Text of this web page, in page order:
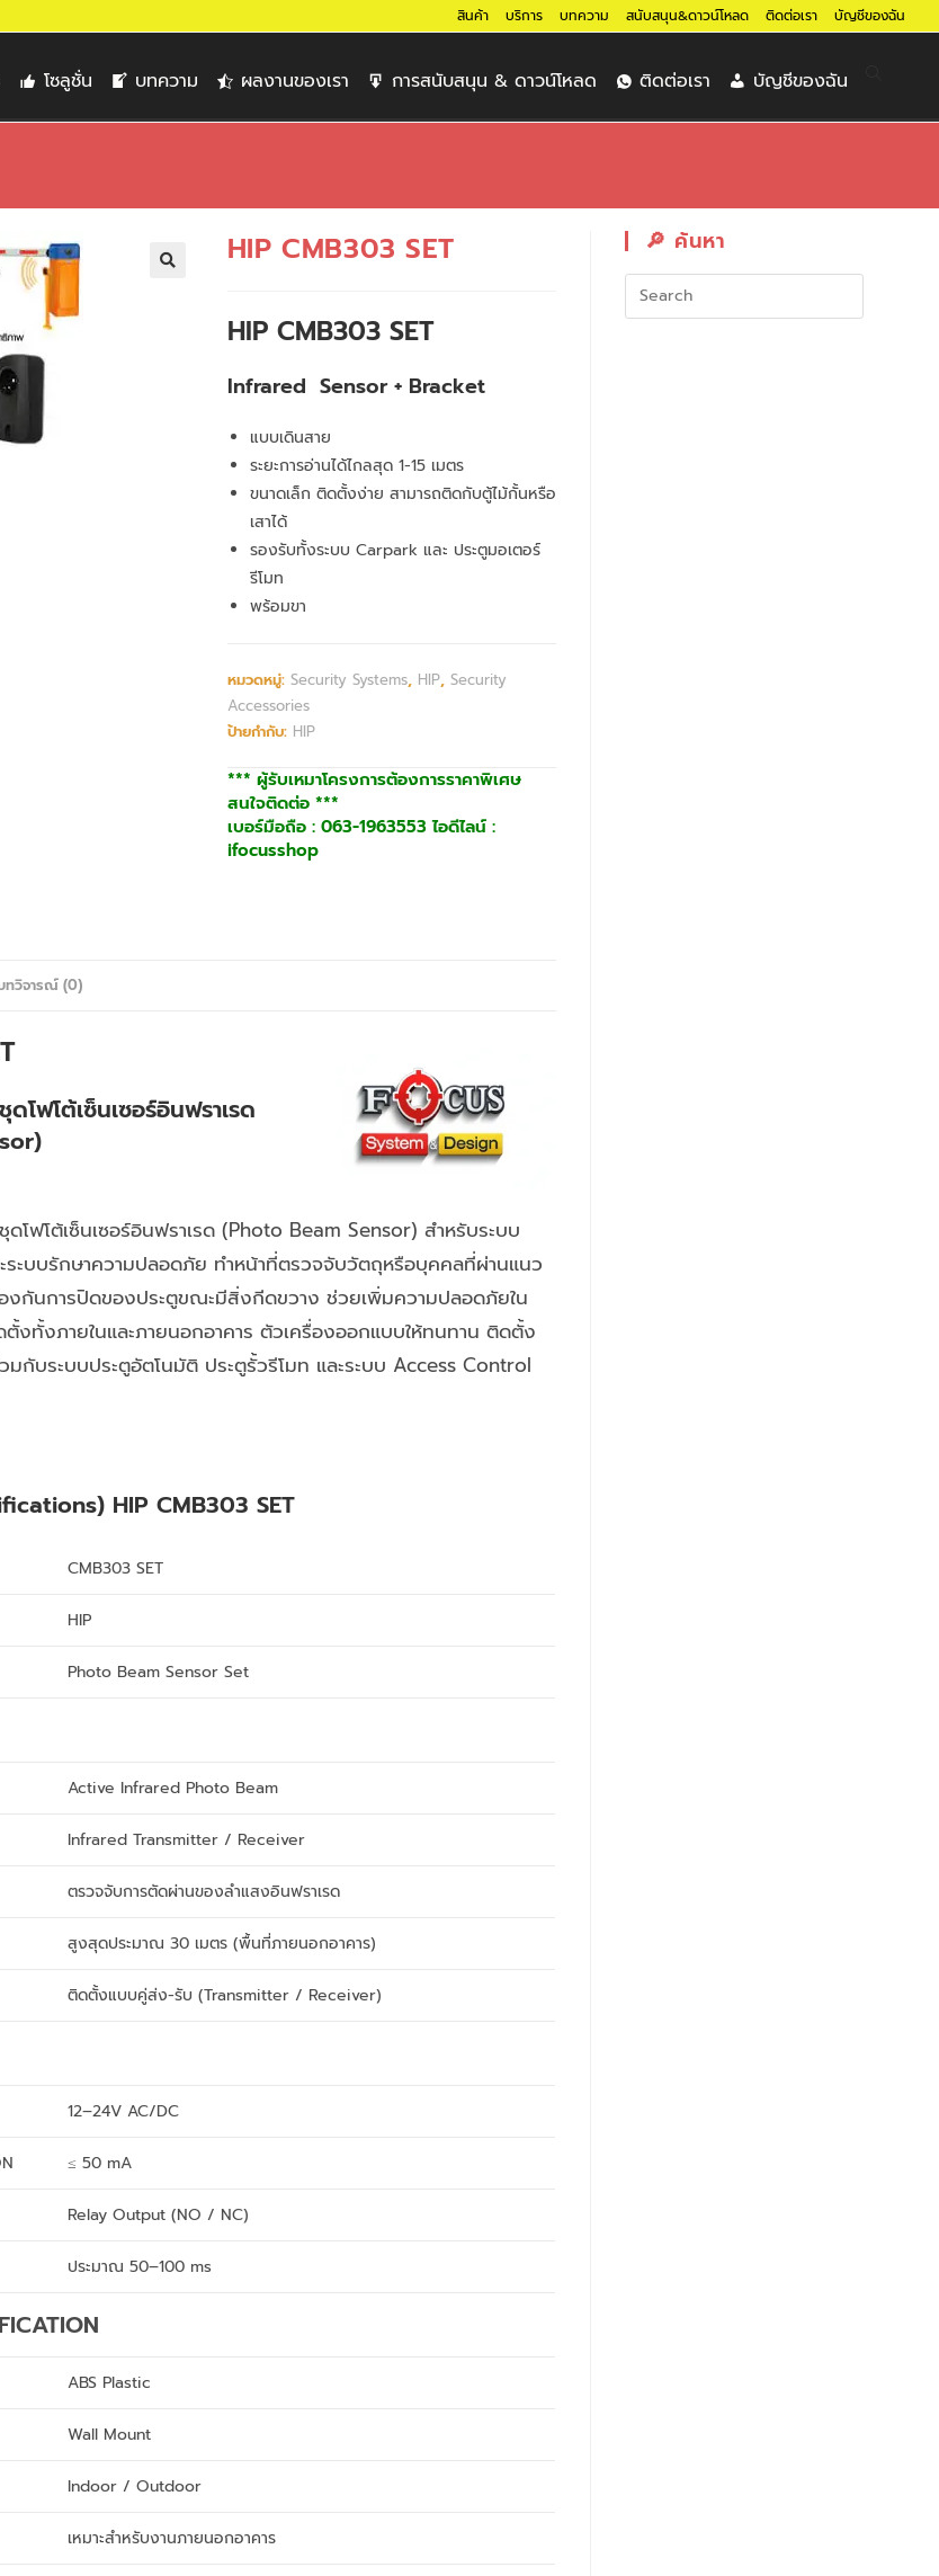
สินค้า บริการ บทความ สนับสนุน&ดาวน์โหลด ติดต่อเรา บัญชีของฉัน
โซลูชั่น บทความ ผลงานของเรา การสนับสนุน & ดาวน์โหลด ติดต่อเรา บัญชีของฉัน
HIP CMB303 SET
HIP CMB303 SET
Infrared Sensor + Bracket
แบบเดินสาย
ระยะการอ่านได้ไกลสุด 1-15 เมตร
ขนาดเล็ก ติดตั้งง่าย สามารถติดกับตู้ไม้กั้นหรือ
เสาได้
รองรับทั้งระบบ Carpark และ ประตูมอเตอร์
รีโมท
พร้อมขา
หมวดหมู่: Security Systems, HIP, Security
Accessories
ป้ายกำกับ: HIP
*** ผู้รับเหมาโครงการต้องการราคาพิเศษ
สนใจติดต่อ ***
เบอร์มือถือ : 063-1963553 ไอดีไลน์ :
ifocusshop
ทวิจารณ์ (0)
โฟโต้เซ็นเซอร์อินฟราเรด
ดโฟโต้เซ็นเซอร์อินฟราเรด (Photo Beam Sensor) สำหรับระบบ
ระบบรักษาความปลอดภัย ทำหน้าที่ตรวจจับวัตถุหรือบุคคลที่ผ่านแนว
งกันการปิดของประตูขณะมีสิ่งกีดขวาง ช่วยเพิ่มความปลอดภัยใน
ตั้งทั้งภายในและภายนอกอาคาร ตัวเครื่องออกแบบให้ทนทาน ติดตั้ง
มกับระบบประตูอัตโนมัติ ประตูรั้วรีโมท และระบบ Access Control
HIP CMB303 SET
CMB303 SET
HIP
Photo Beam Sensor Set
Active Infrared Photo Beam
Infrared Transmitter / Receiver
ตรวจจับการตัดผ่านของลำแสงอินฟราเรด
สูงสุดประมาณ 30 เมตร (พื้นที่ภายนอกอาคาร)
ติดตั้งแบบคู่ส่ง-รับ (Transmitter / Receiver)
12–24V AC/DC
≤ 50 mA
Relay Output (NO / NC)
ประมาณ 50–100 ms
ABS Plastic
Wall Mount
Indoor / Outdoor
เหมาะสำหรับงานภายนอกอาคาร
🔎︎ ค้นหา